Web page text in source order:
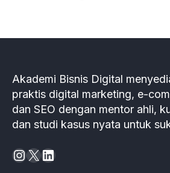
Akademi Bisnis Digital
praktis digital marketing, e-
dan SEO dengan mentor ahli,
dan studi kasus nyata untuk
Instagram
X LinkedIn